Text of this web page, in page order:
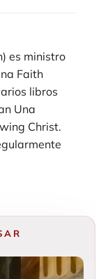
es ministro
Faith
libros
Una
Christ.